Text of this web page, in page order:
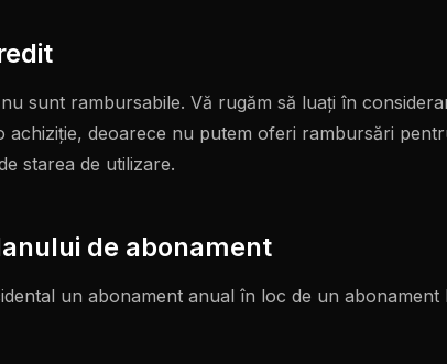
sunt rambursabile. Vă rugăm să luați în
achiziție, deoarece nu putem oferi rambursări
starea de utilizare.
de abonament
un abonament anual în loc de un